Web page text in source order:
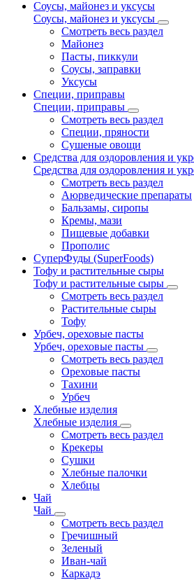
Соусы, майонез и уксусы
Соусы, майонез и уксусы
Смотреть весь раздел
Майонез
Пасты, пиккули
Соусы, заправки
Уксусы
Специи, приправы
Специи, приправы
Смотреть весь раздел
Специи, пряности
Сушеные овощи
Средства для оздоровления и
Средства для оздоровления и
Смотреть весь раздел
Аюрведические препараты
Бальзамы, сиропы
Кремы, мази
Пищевые добавки
Прополис
СуперФуды (SuperFoods)
Тофу и растительные сыры
Тофу и растительные сыры
Смотреть весь раздел
Растительные сыры
Тофу
Урбеч, ореховые пасты
Урбеч, ореховые пасты
Смотреть весь раздел
Ореховые пасты
Тахини
Урбеч
Хлебные изделия
Хлебные изделия
Смотреть весь раздел
Крекеры
Сушки
Хлебные палочки
Хлебцы
Чай
Чай
Смотреть весь раздел
Гречишный
Зеленый
Иван-чай
Каркадэ